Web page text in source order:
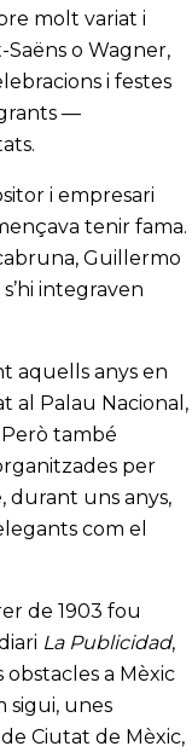
molt variat i
Saëns o Wagner,
i festes
—
i empresari
tenir fama.
Guillermo
integraven
aquells anys en
al Palau Nacional,
també
per
durant uns anys,
com el
de 1903 fou
La Publicidad,
a Mèxic
sigui, unes
Ciutat de Mèxic,